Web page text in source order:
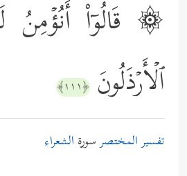
۞ قَالُوۤاْ أَنُؤۡمِنُ
ٱلۡأَرۡذَلُونَ ﴿١١١﴾
تفسير المختصرسورة الشعراء